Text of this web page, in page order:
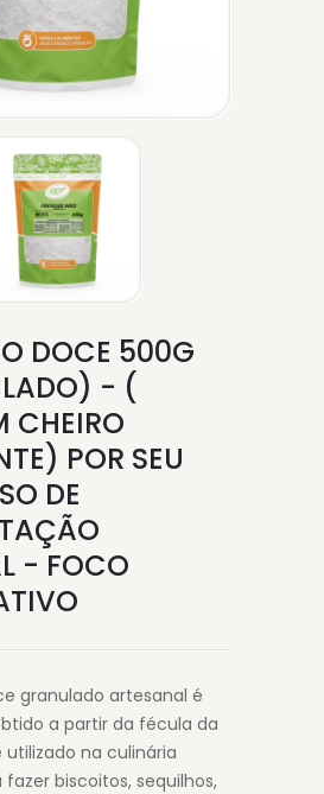
DOCE 500G
- (
CHEIRO
POR SEU
DE
- FOCO
granulado artesanal é
a partir da fécula da
na culinária
fazer biscoitos, sequilhos,